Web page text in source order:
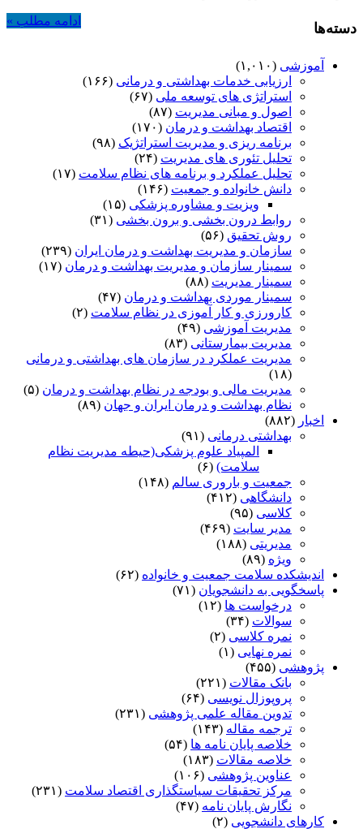
ادامه مطلب » دسته‌ها
آموزشی (۱,۰۱۰)
ارزیابی خدمات بهداشتی و درمانی (۱۶۶)
استراتژی های توسعه ملی (۶۷)
اصول و مبانی مدیریت (۸۷)
اقتصاد بهداشت و درمان (۱۷۰)
برنامه ریزی و مدیریت استراتژیک (۹۸)
تحلیل تئوری های مدیریت (۲۴)
تحلیل عملکرد و برنامه های نظام سلامت (۱۷)
دانش خانواده و جمعیت (۱۴۶)
ویزیت و مشاوره پزشکی (۱۵)
روابط درون بخشی و برون بخشی (۳۱)
روش تحقیق (۵۶)
سازمان و مدیریت بهداشت و درمان ایران (۲۳۹)
سمینار سازمان و مدیریت بهداشت و درمان (۱۷)
سمینار مدیریت (۸۸)
سمینار موردی بهداشت و درمان (۴۷)
کارورزی و کار آموزی در نظام سلامت (۲)
مدیریت آموزشی (۴۹)
مدیریت بیمارستانی (۸۳)
مدیریت عملکرد در سازمان های بهداشتی و درمانی
(۱۸)
مدیریت مالی و بودجه در نظام بهداشت و درمان (۵)
نظام بهداشت و درمان ایران و جهان (۸۹)
اخبار (۸۸۲)
بهداشتی درمانی (۹۱)
المپیاد علوم پزشکی(حیطه مدیریت نظام
سلامت) (۶)
جمعیت و باروری سالم (۱۴۸)
دانشگاهی (۴۱۲)
کلاسی (۹۵)
مدیر سایت (۴۶۹)
مدیریتی (۱۸۸)
ویژه (۸۹)
اندیشکده سلامت جمعیت و خانواده (۶۲)
پاسخگویی به دانشجویان (۷۱)
درخواست ها (۱۲)
سوالات (۳۴)
نمره کلاسی (۲)
نمره نهایی (۱)
پژوهشی (۴۵۵)
بانک مقالات (۲۲۱)
پروپوزال نویسی (۶۴)
تدوین مقاله علمی پژوهشی (۲۳۱)
ترجمه مقاله (۱۴۳)
خلاصه پایان نامه ها (۵۴)
خلاصه مقالات (۱۸۳)
عناوین پژوهشی (۱۰۶)
مرکز تحقیقات سیاستگذاری اقتصاد سلامت (۲۳۱)
نگارش پایان نامه (۴۷)
کارهای دانشجویی (۲)